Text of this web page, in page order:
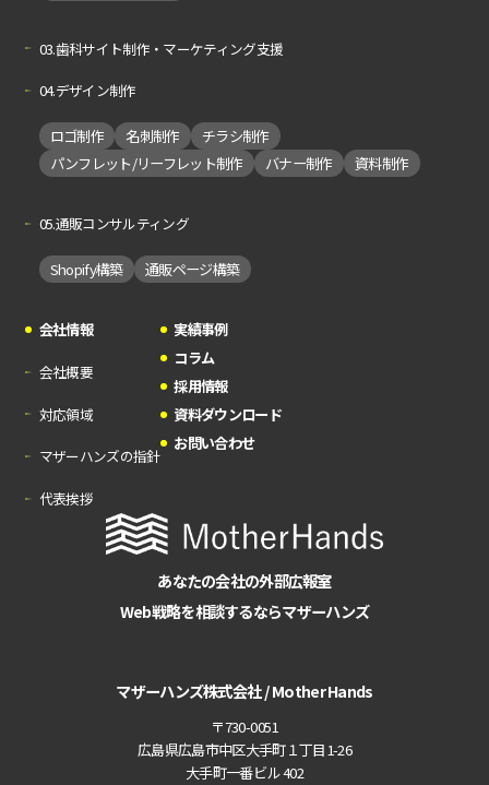
あなたの会社の外部広報室
Web戦略を相談するならマザーハンズ
マザーハンズ株式会社 / Mother Hands
〒730-0051
広島県広島市中区大手町１丁目1-26
大手町一番ビル 402
03.歯科サイト制作・マーケティング支援
04.デザイン制作
ロゴ制作 名刺制作
チラシ制作
パンフレット/リーフレット制作
バナー制作 資料制作
05.通販コンサルティング
Shopify構築 通販ページ構築
会社情報
会社概要
対応領域
マザーハンズの指針
代表挨拶
実績事例
コラム
採用情報
資料ダウンロード
お問い合わせ